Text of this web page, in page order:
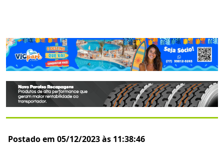
Postado em 05/12/2023 às 11:38:46